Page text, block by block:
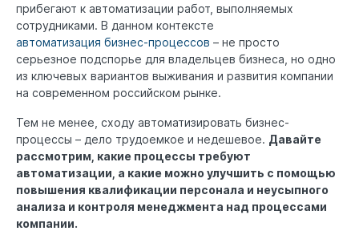
прибегают к автоматизации работ, выполняемых
сотрудниками. В данном контексте
автоматизация бизнес-процессов – не просто
серьезное подспорье для владельцев бизнеса, но одно
из ключевых вариантов выживания и развития компании
на современном российском рынке.
Тем не менее, сходу автоматизировать бизнес-
процессы – дело трудоемкое и недешевое. Давайте
рассмотрим, какие процессы требуют
автоматизации, а какие можно улучшить с помощью
повышения квалификации персонала и неусыпного
анализа и контроля менеджмента над процессами
компании.